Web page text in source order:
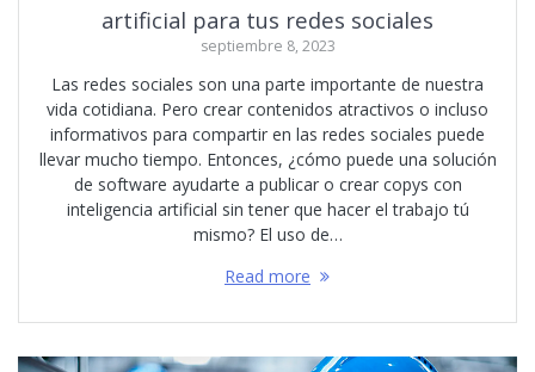
artificial para tus redes sociales
septiembre 8, 2023
Las redes sociales son una parte importante de nuestra
vida cotidiana. Pero crear contenidos atractivos o incluso
informativos para compartir en las redes sociales puede
llevar mucho tiempo. Entonces, ¿cómo puede una solución
de software ayudarte a publicar o crear copys con
inteligencia artificial sin tener que hacer el trabajo tú
mismo? El uso de…
Read more